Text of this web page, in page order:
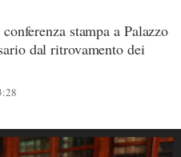
stampa a Palazzo
dal ritrovamento dei